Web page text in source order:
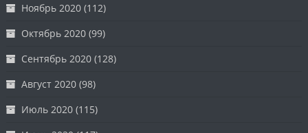
Ноябрь 2020 (112)
Октябрь 2020 (99)
Сентябрь 2020 (128)
Август 2020 (98)
Июль 2020 (115)